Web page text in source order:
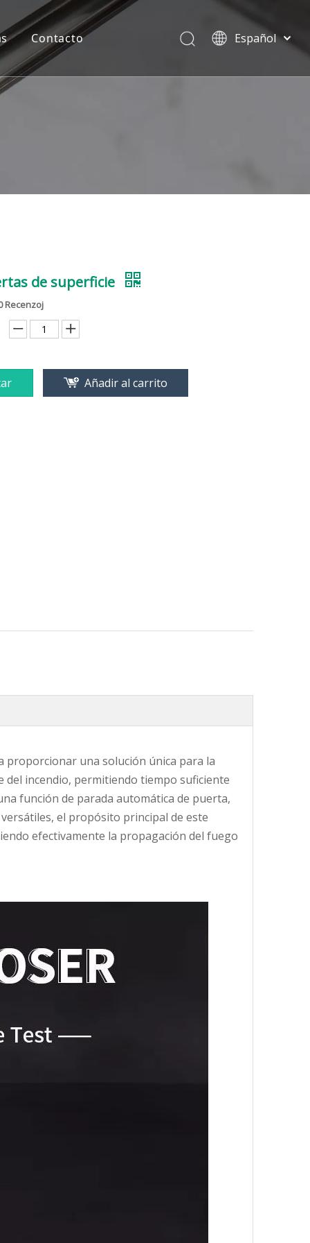
aluminio
Contacto
Español
简体中文
Italiano
Dispositivo antimal funcionamiento A.CF02-00-T01 Weather Mohair Cepillo Lana Pipa 7*5
de superficie
Recenzoj
Añadir al carrito
proporcionar una solución única para la
del incendio, permitiendo tiempo suficiente
función de parada automática de puerta,
el propósito principal de este
efectivamente la propagación del fuego